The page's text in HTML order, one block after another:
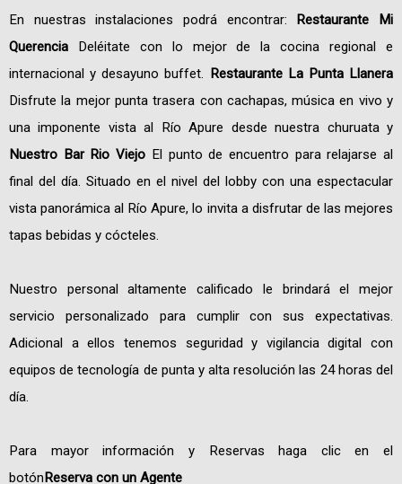
En nuestras instalaciones podrá encontrar: Restaurante Mi
Querencia Deléitate con lo mejor de la cocina regional e
internacional y desayuno buffet. Restaurante La Punta Llanera
Disfrute la mejor punta trasera con cachapas, música en vivo y
una imponente vista al Río Apure desde nuestra churuata y
Nuestro Bar Rio Viejo El punto de encuentro para relajarse al
final del día. Situado en el nivel del lobby con una espectacular
vista panorámica al Río Apure, lo invita a disfrutar de las mejores
tapas bebidas y cócteles.
Nuestro personal altamente calificado le brindará el mejor
servicio personalizado para cumplir con sus expectativas.
Adicional a ellos tenemos seguridad y vigilancia digital con
equipos de tecnología de punta y alta resolución las 24 horas del
día.
Para mayor información y Reservas haga clic en el
botónReserva con un Agente